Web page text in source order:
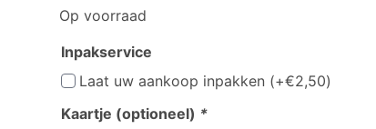
Op voorraad
Inpakservice
Laat uw aankoop inpakken (+€2,50)
Kaartje (optioneel) *